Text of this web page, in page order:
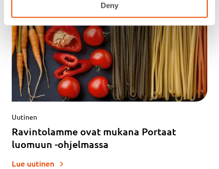
Deny
Uutinen
Ravintolamme ovat mukana Portaat
luomuun -ohjelmassa
Lue uutinen